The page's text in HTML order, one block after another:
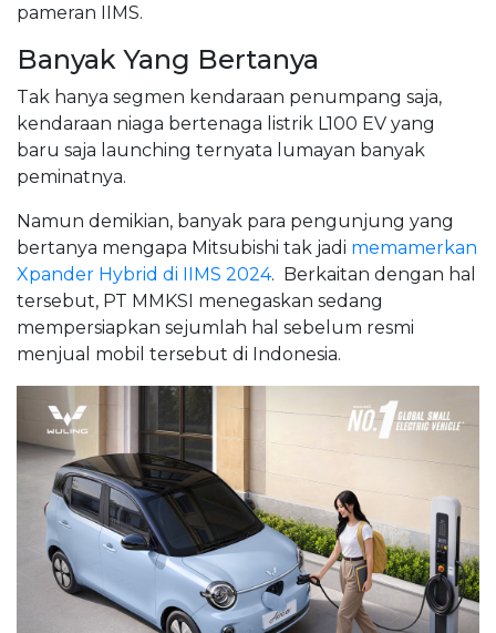
pameran IIMS.
Banyak Yang Bertanya
Tak hanya segmen kendaraan penumpang saja,
kendaraan niaga bertenaga listrik L100 EV yang
baru saja launching ternyata lumayan banyak
peminatnya.
Namun demikian, banyak para pengunjung yang
bertanya mengapa Mitsubishi tak jadi memamerkan
Xpander Hybrid di IIMS 2024. Berkaitan dengan hal
tersebut, PT MMKSI menegaskan sedang
mempersiapkan sejumlah hal sebelum resmi
menjual mobil tersebut di Indonesia.